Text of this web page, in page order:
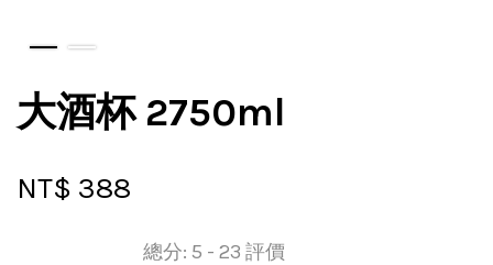
大酒杯 2750ml
NT$ 388
總分: 5 - 23 評價